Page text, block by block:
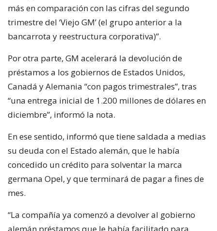
más en comparación con las cifras del segundo
trimestre del ‘Viejo GM’ (el grupo anterior a la
bancarrota y reestructura corporativa)”.
Por otra parte, GM acelerará la devolución de
préstamos a los gobiernos de Estados Unidos,
Canadá y Alemania “con pagos trimestrales”, tras
“una entrega inicial de 1.200 millones de dólares en
diciembre”, informó la nota.
En ese sentido, informó que tiene saldada a medias
su deuda con el Estado alemán, que le había
concedido un crédito para solventar la marca
germana Opel, y que terminará de pagar a fines de
mes.
“La compañía ya comenzó a devolver al gobierno
alemán préstamos que le había facilitado para